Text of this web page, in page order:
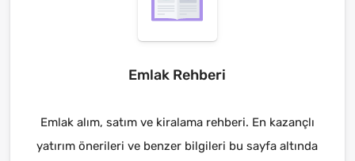
Emlak Rehberi
Emlak alım, satım ve kiralama rehberi. En kazançlı
yatırım önerileri ve benzer bilgileri bu sayfa altında